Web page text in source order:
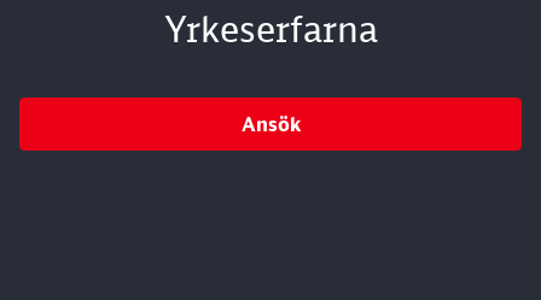
Yrkeserfarna
Ansök